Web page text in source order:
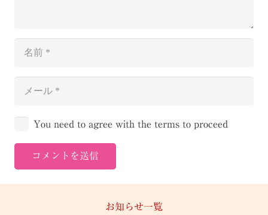
You need to agree with the terms to proceed
コメントを送信
お知らせ一覧